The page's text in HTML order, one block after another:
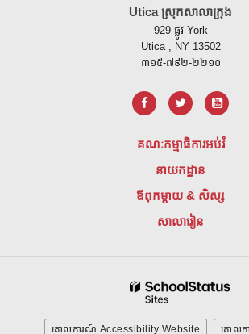
Utica ស្រុកសាលាក្រុង
929 ផ្លូវ York
Utica , NY 13502
៣១៥-៧៩២-២២១០
គណៈកម្មាធិការអប់រំ
នាយកដ្ឋាន
ឪពុកម្តាយ & សិស្ស
សាលារៀន
គោលការណ៍ Accessibility Website គោលក